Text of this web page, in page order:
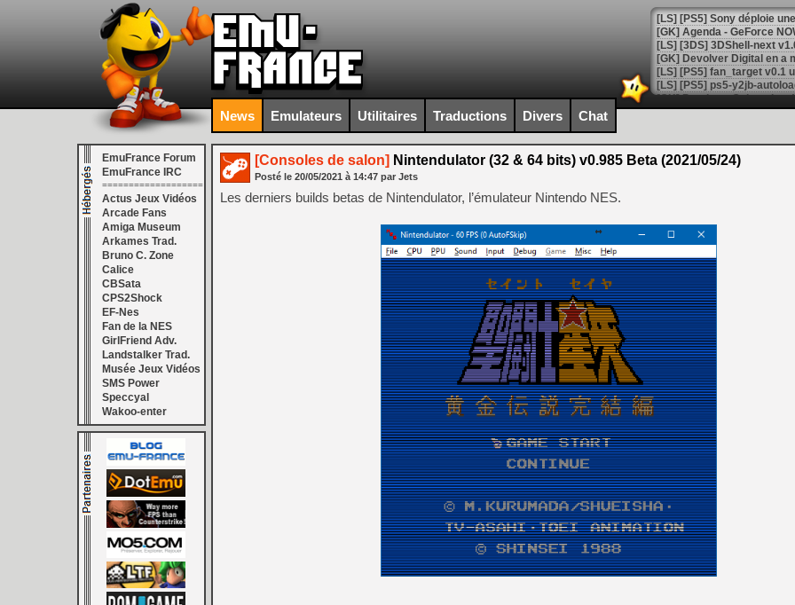
[GK] Agenda - GeForce
[GK] Devolver Digital en a
[LS] [PS5] ps5-y2jb-
[GK] Pourquoi Marvel
[GK] Test : Restory : Chill
[GK] GTA 6 : Rockstar
[GK] Hot Wheels Infinite
[GK] Mémoire cash -
[GK] Résultats Nintendo :
[GK] Déjà des
[Mo5] Brickboy cherche à
[GK] Minecraft et ses «
[GK] Beast of
[GK] Ubisoft : fin de partie
[GK] Mémoire cash -
[GK] Dan Houser (GTA)
[GK] Comment EA Sports
[GK] Crimson Moon : un
[GK] Isle of Reveries : le
[GK] Moonlighter 2 : The
[GK] Capcom relance
[Mo5] Deux inédits du
[GK] Le beat'em up The
[GK] Endless Legend 2 :
[LS] [PS5] Le WebKit
[GK] Oubliez Crazy Taxi,
News Emulateurs Utilitaires Traductions Divers Chat
EmuFrance Forum
EmuFrance IRC
===================
Actus Jeux Vidéos
Arcade Fans
Amiga Museum
Arkames Trad.
Bruno C. Zone
Calice
CBSata
CPS2Shock
EF-Nes
Fan de la NES
GirlFriend Adv.
Landstalker Trad.
Musée Jeux Vidéos
SMS Power
Speccyal
Wakoo-enter
[Consoles de salon] Nintendulator (32 & 64 bits) v0.985 Beta (2021/05/24)
Posté le 20/05/2021 à 14:47 par Jets
Les derniers builds betas de Nintendulator, l’émulateur Nintendo NES.